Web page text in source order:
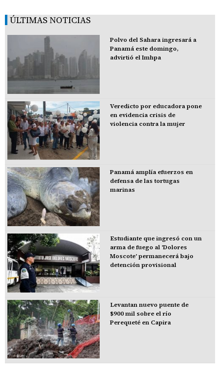
ÚLTIMAS NOTICIAS
Polvo del Sahara ingresará a
Panamá este domingo,
advirtió el Imhpa
Veredicto por educadora pone
en evidencia crisis de
violencia contra la mujer
Panamá amplía efuerzos en
defensa de las tortugas
marinas
Estudiante que ingresó con un
arma de fuego al 'Dolores
Moscote' permanecerá bajo
detención provisional
Levantan nuevo puente de
$900 mil sobre el río
Perequeté en Capira